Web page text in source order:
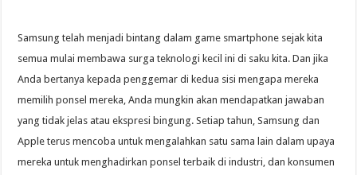
Samsung telah menjadi bintang dalam game smartphone sejak kita
semua mulai membawa surga teknologi kecil ini di saku kita. Dan jika
Anda bertanya kepada penggemar di kedua sisi mengapa mereka
memilih ponsel mereka, Anda mungkin akan mendapatkan jawaban
yang tidak jelas atau ekspresi bingung. Setiap tahun, Samsung dan
Apple terus mencoba untuk mengalahkan satu sama lain dalam upaya
mereka untuk menghadirkan ponsel terbaik di industri, dan konsumen